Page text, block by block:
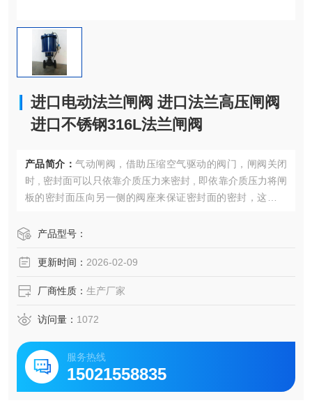
进口电动法兰闸阀 进口法兰高压闸阀
进口不锈钢316L法兰闸阀
产品简介： 气动闸阀，借助压缩空气驱动的阀门，闸阀关闭
时 , 密封面可以只依靠介质压力来密封 , 即依靠介质压力将闸
板的密封面压向另一侧的阀座来保证密封面的密封，这就是
靠外力强行将闸板压向阀座 , 以保证密封面的密封性进口电动
产品型号：
更新时间： 2026-02-09
厂商性质： 生产厂家
访问量： 1072
服务热线
15021558835